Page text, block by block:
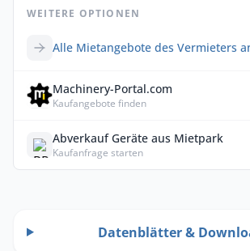
WEITERE OPTIONEN
Alle Mietangebote des Vermieters
Machinery-Portal.com
Kaufangebote finden
Abverkauf Geräte aus Mietpark
Kaufanfrage starten
Datenblätter &